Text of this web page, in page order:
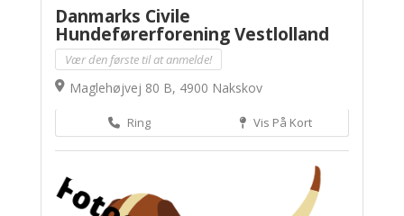
Danmarks Civile
Hundeførerforening Vestlolland
Vær den første til at anmelde!
Maglehøjvej 80 B, 4900 Nakskov
Ring Vis På Kort